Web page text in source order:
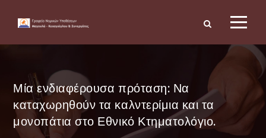
Μία ενδιαφέρουσα πρόταση: Να
καταχωρηθούν τα καλντερίμια και τα
μονοπάτια στο Εθνικό Κτηματολόγιο.